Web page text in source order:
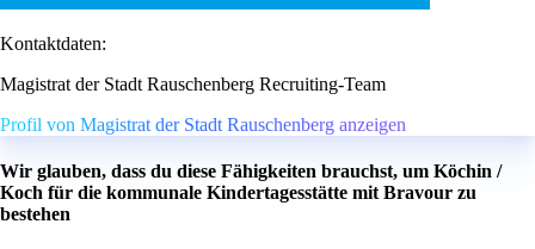
Kontaktdaten:
Magistrat der Stadt Rauschenberg Recruiting-Team
Profil von Magistrat der Stadt Rauschenberg anzeigen
Wir glauben, dass du diese Fähigkeiten brauchst, um Köchin /
Koch für die kommunale Kindertagesstätte mit Bravour zu
bestehen